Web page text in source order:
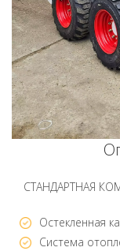
СТАНДАРТНАЯ
Остекленная
Система